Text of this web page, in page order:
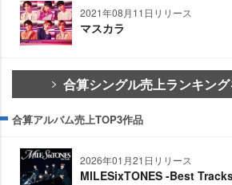
2021年08月11日リリース
マスカラ
合算シングル売上ランキン
合算アルバム売上TOP3作品
2026年01月21日リリース
MILESixTONES -Best